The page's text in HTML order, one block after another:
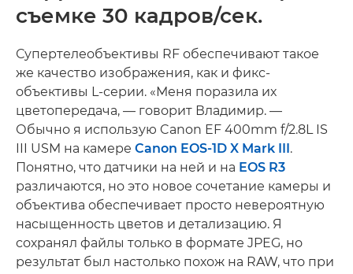
съемке 30 кадров/сек.
Супертелеобъективы RF обеспечивают такое
же качество изображения, как и фикс-
объективы L-серии. «Меня поразила их
цветопередача, — говорит Владимир. —
Обычно я использую Canon EF 400mm f/2.8L IS
III USM на камере Canon EOS-1D X Mark III .
Понятно, что датчики на ней и на EOS R3
различаются, но это новое сочетание камеры и
объектива обеспечивает просто невероятную
насыщенность цветов и детализацию. Я
сохранял файлы только в формате JPEG, но
результат был настолько похож на RAW, что при